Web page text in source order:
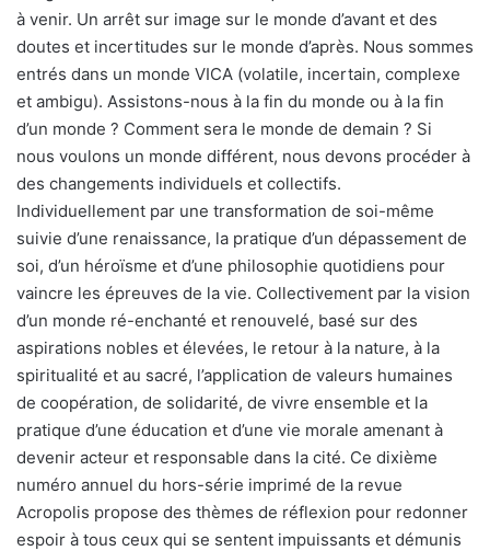
à venir. Un arrêt sur image sur le monde d’avant et des
doutes et incertitudes sur le monde d’après. Nous sommes
entrés dans un monde VICA (volatile, incertain, complexe
et ambigu). Assistons-nous à la fin du monde ou à la fin
d’un monde ? Comment sera le monde de demain ? Si
nous voulons un monde différent, nous devons procéder à
des changements individuels et collectifs.
Individuellement par une transformation de soi-même
suivie d’une renaissance, la pratique d’un dépassement de
soi, d’un héroïsme et d’une philosophie quotidiens pour
vaincre les épreuves de la vie. Collectivement par la vision
d’un monde ré-enchanté et renouvelé, basé sur des
aspirations nobles et élevées, le retour à la nature, à la
spiritualité et au sacré, l’application de valeurs humaines
de coopération, de solidarité, de vivre ensemble et la
pratique d’une éducation et d’une vie morale amenant à
devenir acteur et responsable dans la cité. Ce dixième
numéro annuel du hors-série imprimé de la revue
Acropolis propose des thèmes de réflexion pour redonner
espoir à tous ceux qui se sentent impuissants et démunis